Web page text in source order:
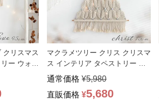
クリスマス
ー ウォー
マクラメツリー クリス クリスマ
ス インテリア タペストリー ウ
ォールデコレーシ…
通常価格 ¥5,980
直販価格 ¥5,680